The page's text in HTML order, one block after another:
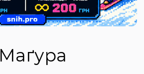
Маґура